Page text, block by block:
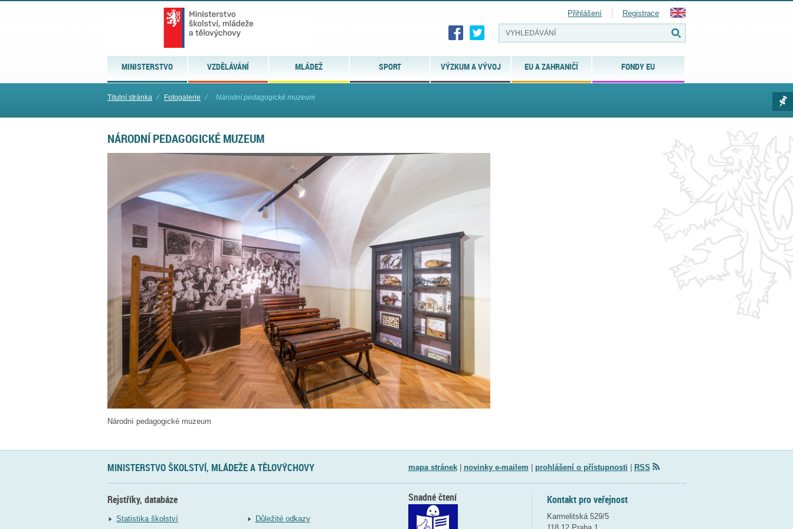
MINISTERSTVO VZDĚLÁVÁNÍ MLÁDEŽ SPORT VÝZKUM A VÝVOJ EU A ZAHRANIČÍ FONDY EU
Přihlášení Registrace
Titulní stránka ⁄ Fotogalerie ⁄ Národní pedagogické muzeum
NÁRODNÍ PEDAGOGICKÉ MUZEUM
Národní pedagogické muzeum
MINISTERSTVO ŠKOLSTVÍ, MLÁDEŽE A TĚLOVÝCHOVY mapa stránek| novinky e-mailem prohlášení o přístupnosti RSS
Rejstříky, databáze
Statistika školství Důležité odkazy
Kontakt pro veřejnost
Karmelitská 529/5
Snadné čtení